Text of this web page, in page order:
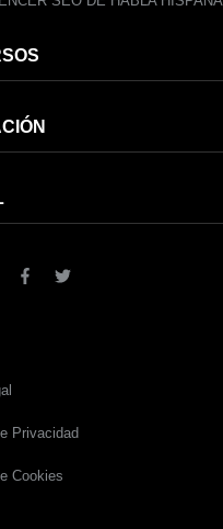
Privacidad
Cookies